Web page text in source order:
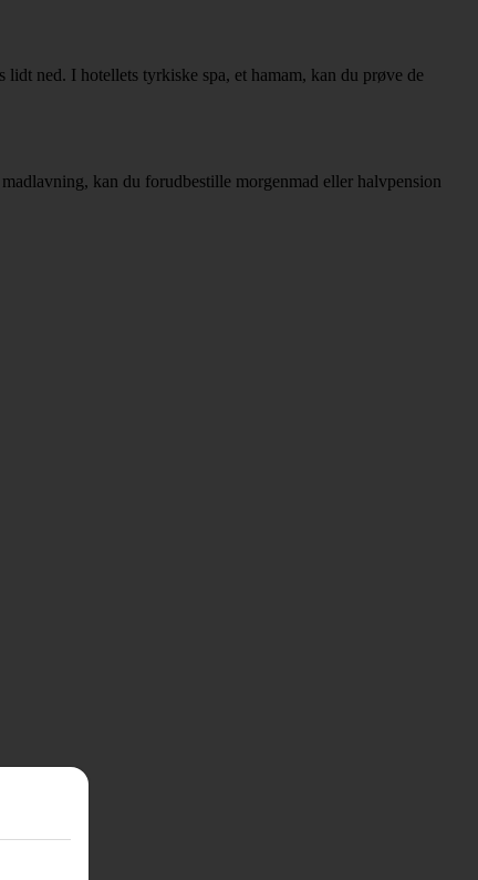
ned. I hotellets tyrkiske spa, et hamam, kan du prøve de
kan du forudbestille morgenmad eller halvpension